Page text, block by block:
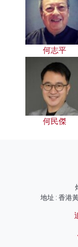
何志平
何民傑
地址 : 香港